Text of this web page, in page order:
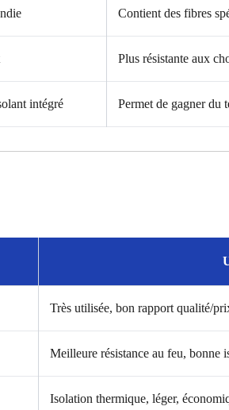
Contient des fibres
Plus résistante aux
intégré Permet de gagner du
Très utilisée, bon rapport qualité/
Meilleure résistance au feu, bonne
Isolation thermique, léger,